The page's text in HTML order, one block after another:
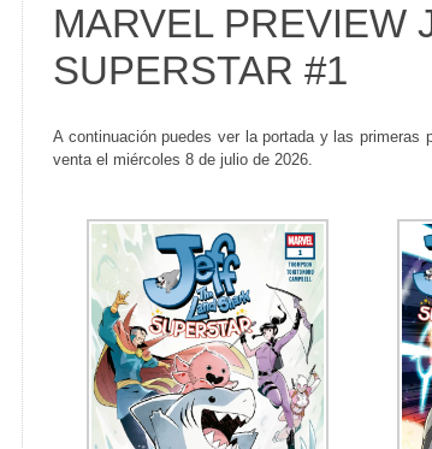
MARVEL PREVIEW
SUPERSTAR #1
A continuación puedes ver la portada y las primeras
venta el miércoles 8 de julio de 2026.